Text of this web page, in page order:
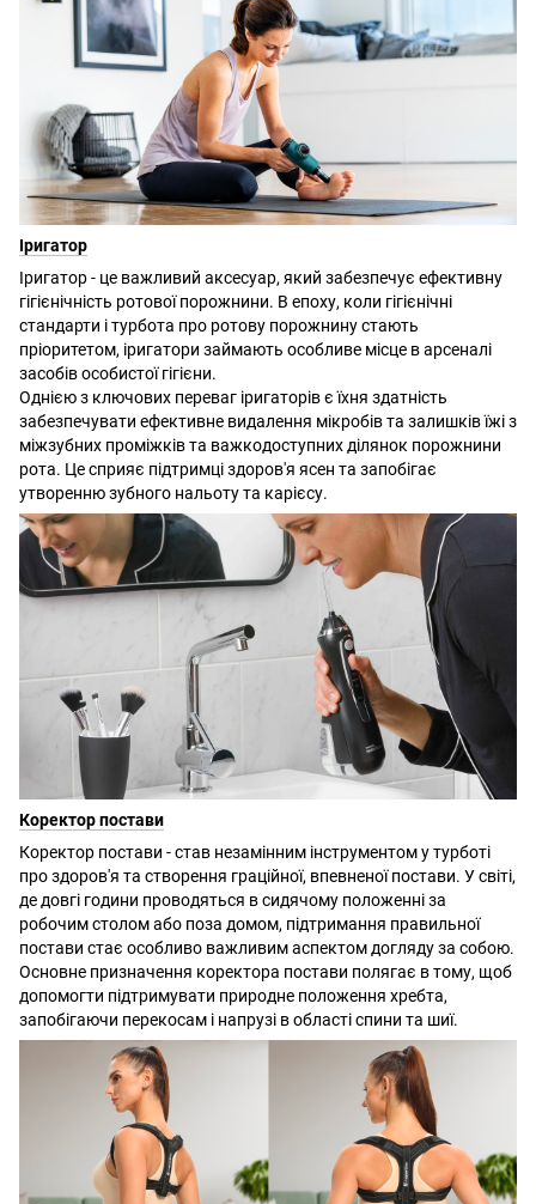
Іригатор
Іригатор - це важливий аксесуар, який забезпечує ефективну
гігієнічність ротової порожнини. В епоху, коли гігієнічні
стандарти і турбота про ротову порожнину стають
пріоритетом, іригатори займають особливе місце в арсеналі
засобів особистої гігієни.
Однією з ключових переваг іригаторів є їхня здатність
забезпечувати ефективне видалення мікробів та залишків їжі з
міжзубних проміжків та важкодоступних ділянок порожнини
рота. Це сприяє підтримці здоров'я ясен та запобігає
утворенню зубного нальоту та карієсу.
Коректор постави
Коректор постави - став незамінним інструментом у турботі
про здоров'я та створення граційної, впевненої постави. У світі,
де довгі години проводяться в сидячому положенні за
робочим столом або поза домом, підтримання правильної
постави стає особливо важливим аспектом догляду за собою.
Основне призначення коректора постави полягає в тому, щоб
допомогти підтримувати природне положення хребта,
запобігаючи перекосам і напрузі в області спини та шиї.